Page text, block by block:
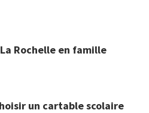
Rochelle en famille
un cartable scolaire